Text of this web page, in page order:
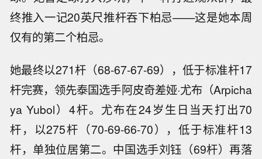
终推入一记20英尺推杆吞下柏忌——这是她本周
仅有的第二个柏忌。
她最终以271杆（68-67-67-69），低于标准杆17
杆完赛，领先泰国选手阿皮奇差娅·尤布（Arpicha
ya Yubol）4杆。尤布在24岁生日当天打出70
杆，以275杆（70-69-66-70），低于标准杆13
杆，单独位居第二。中国选手刘钰（69杆）再落